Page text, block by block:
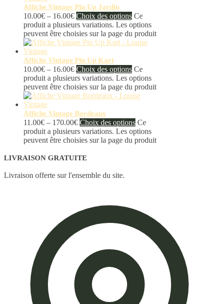
Affiche Vintage Pin Up Jardin
10.00€ – 16.00€ Choix des options Ce
produit a plusieurs variations. Les options
peuvent être choisies sur la page du produit
Affiche Vintage Pin Up Kart
10.00€ – 16.00€ Choix des options Ce
produit a plusieurs variations. Les options
peuvent être choisies sur la page du produit
Affiche Vintage Bordeaux
11.00€ – 170.00€ Choix des options Ce
produit a plusieurs variations. Les options
peuvent être choisies sur la page du produit
LIVRAISON GRATUITE
Livraison offerte sur l'ensemble du site.